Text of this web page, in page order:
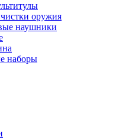
оружия
наушники
наборы